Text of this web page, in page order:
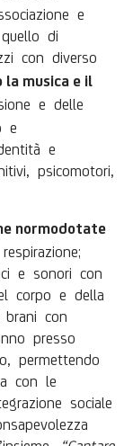
e
di
con diverso
musica e il
e delle
e
e
psicomotori,
normodotate
e sonori con
corpo e della
brani con
presso
permettendo
con le
sociale